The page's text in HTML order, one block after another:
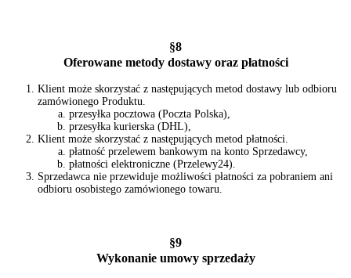
§8
Oferowane metody dostawy oraz płatności
Klient może skorzystać z następujących metod dostawy lub odbioru
zamówionego Produktu.
przesyłka pocztowa (Poczta Polska),
przesyłka kurierska (DHL),
Klient może skorzystać z następujących metod płatności.
płatność przelewem bankowym na konto Sprzedawcy,
płatności elektroniczne (Przelewy24).
Sprzedawca nie przewiduje możliwości płatności za pobraniem ani
odbioru osobistego zamówionego towaru.
§9
Wykonanie umowy sprzedaży